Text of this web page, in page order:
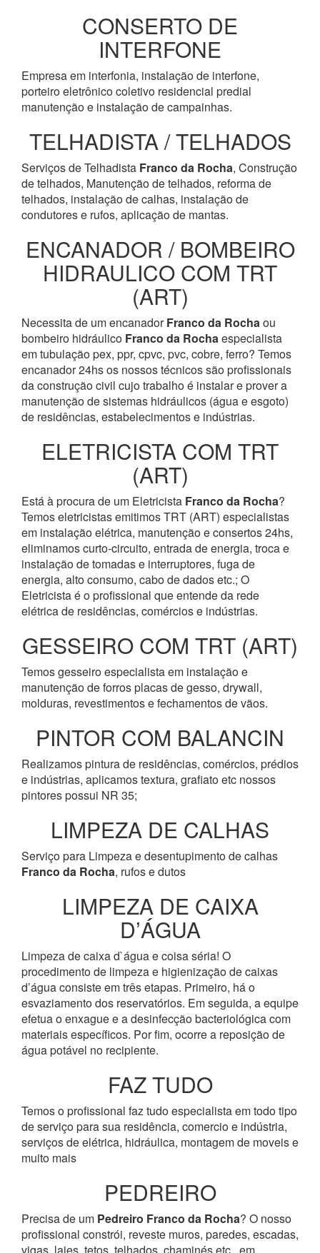
CONSERTO DE
INTERFONE
Empresa em interfonia, instalação de interfone,
porteiro eletrônico coletivo residencial predial
manutenção e instalação de campainhas.
TELHADISTA / TELHADOS
Serviços de Telhadista Franco da Rocha, Construção
de telhados, Manutenção de telhados, reforma de
telhados, instalação de calhas, instalação de
condutores e rufos, aplicação de mantas.
ENCANADOR / BOMBEIRO
HIDRAULICO COM TRT
(ART)
Necessita de um encanadorFranco da Rochaou
bombeiro hidráulico Franco da Rochaespecialista
em tubulação pex, ppr, cpvc, pvc, cobre, ferro? Temos
encanador 24hs os nossos técnicos são profissionais
da construção civil cujo trabalho é instalar e prover a
manutenção de sistemas hidráulicos (água e esgoto)
de residências, estabelecimentos e indústrias.
ELETRICISTA COM TRT
(ART)
Está à procura de um Eletricista Franco da Rocha?
Temos eletricistas emitimos TRT (ART) especialistas
em instalação elétrica, manutenção e consertos 24hs,
eliminamos curto-circuito, entrada de energia, troca e
instalação de tomadas e interruptores, fuga de
energia, alto consumo, cabo de dados etc.; O
Eletricista é o profissional que entende da rede
elétrica de residências, comércios e indústrias.
GESSEIRO COM TRT (ART)
Temos gesseiro especialista em instalação e
manutenção de forros placas de gesso, drywall,
molduras, revestimentos e fechamentos de vãos.
PINTOR COM BALANCIN
Realizamos pintura de residências, comércios, prédios
e indústrias, aplicamos textura, grafiato etc nossos
pintores possui NR 35;
LIMPEZA DE CALHAS
Serviço para Limpeza e desentupimento de calhas
Franco da Rocha, rufos e dutos
LIMPEZA DE CAIXA
D’ÁGUA
Limpeza de caixa d`água e coisa séria! O
procedimento de limpeza e higienização de caixas
d’água consiste em três etapas. Primeiro, há o
esvaziamento dos reservatórios. Em seguida, a equipe
efetua o enxague e a desinfecção bacteriológica com
materiais específicos. Por fim, ocorre a reposição de
água potável no recipiente.
FAZ TUDO
Temos o profissional faz tudo especialista em todo tipo
de serviço para sua residência, comercio e indústria,
serviços de elétrica, hidráulica, montagem de moveis e
muito mais
PEDREIRO
Precisa de um Pedreiro Franco da Rocha? O nosso
profissional constrói, reveste muros, paredes, escadas,